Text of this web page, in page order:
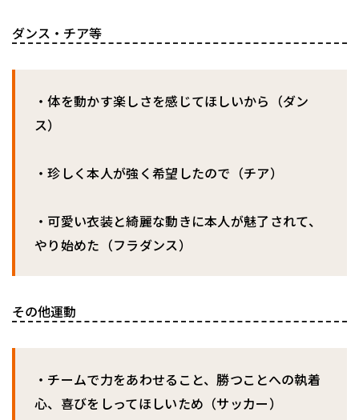
ダンス・チア等
・体を動かす楽しさを感じてほしいから（ダン
ス）
・珍しく本人が強く希望したので（チア）
・可愛い衣装と綺麗な動きに本人が魅了されて、
やり始めた（フラダンス）
その他運動
・チームで力をあわせること、勝つことへの執着
心、喜びをしってほしいため（サッカー）